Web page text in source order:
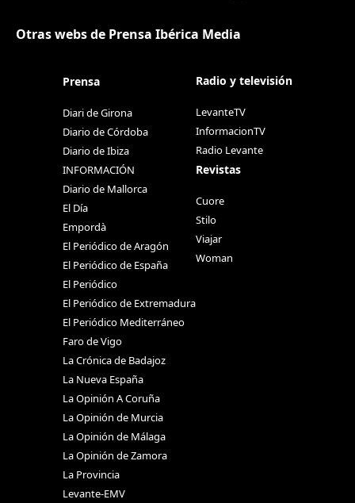
Otras webs de Prensa Ibérica Media
Prensa
Diari de Girona
Diario de Córdoba
Diario de Ibiza
INFORMACIÓN
Diario de Mallorca
El Día
Empordà
El Periódico de Aragón
El Periódico de España
El Periódico
El Periódico de Extremadura
El Periódico Mediterráneo
Faro de Vigo
La Crónica de Badajoz
La Nueva España
La Opinión A Coruña
La Opinión de Murcia
La Opinión de Málaga
La Opinión de Zamora
La Provincia
Levante-EMV
Radio y televisión
LevanteTV
InformacionTV
Radio Levante
Revistas
Cuore
Stilo
Viajar
Woman